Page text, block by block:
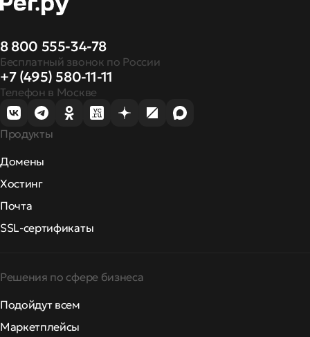
8 800 555-34-78
Бесплатный звонок по России
+7 (495) 580-11-11
Телефон в Москве
Продукты
Домены
Хостинг
Почта
SSL-сертификаты
Решения по сфере бизнеса
Подойдут всем
Маркетплейсы